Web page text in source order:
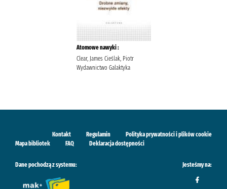
Atomowe nawyki :
Clear, James Cieślak, Piotr
Wydawnictwo Galaktyka
Kontakt Regulamin
Polityka prywatności i plików cookie
Mapa bibliotek
FAQ Deklaracja dostępności
Dane pochodzą z systemu: Jesteśmy na: